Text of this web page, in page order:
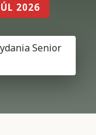
2026